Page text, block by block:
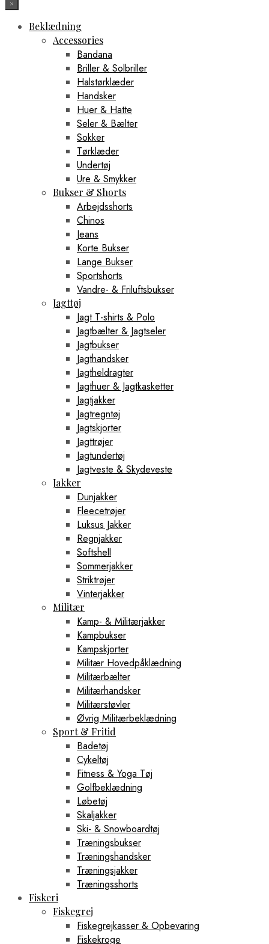
×
Beklædning
Accessories
Bandana
Briller & Solbriller
Halstørklæder
Handsker
Huer & Hatte
Seler & Bælter
Sokker
Tørklæder
Undertøj
Ure & Smykker
Bukser & Shorts
Arbejdsshorts
Chinos
Jeans
Korte Bukser
Lange Bukser
Sportshorts
Vandre- & Friluftsbukser
Jagttøj
Jagt T-shirts & Polo
Jagtbælter & Jagtseler
Jagtbukser
Jagthandsker
Jagtheldragter
Jagthuer & Jagtkasketter
Jagtjakker
Jagtregntøj
Jagtskjorter
Jagttrøjer
Jagtundertøj
Jagtveste & Skydeveste
Jakker
Dunjakker
Fleecetrøjer
Luksus Jakker
Regnjakker
Softshell
Sommerjakker
Striktrøjer
Vinterjakker
Militær
Kamp- & Militærjakker
Kampbukser
Kampskjorter
Militær Hovedpåklædning
Militærbælter
Militærhandsker
Militærstøvler
Øvrig Militærbeklædning
Sport & Fritid
Badetøj
Cykeltøj
Fitness & Yoga Tøj
Golfbeklædning
Løbetøj
Skaljakker
Ski- & Snowboardtøj
Træningsbukser
Træningshandsker
Træningsjakker
Træningsshorts
Fiskeri
Fiskegrej
Fiskegrejkasser & Opbevaring
Fiskekroge